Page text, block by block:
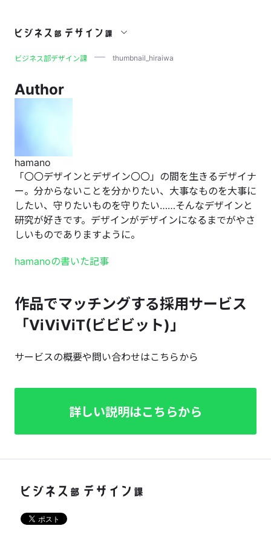
thumbnail_hiraiwa
ビジネス部デザイン課 thumbnail_hiraiwa
Author
hamano
「〇〇デザインとデザイン〇〇」の間を生きるデザイナ
ー。分からないことを分かりたい、大事なものを大事に
したい、守りたいものを守りたい……そんなデザインと
研究が好きです。デザインがデザインになるまでがやさ
しいものでありますように。
hamanoの書いた記事
作品でマッチングする採用サービス
「ViViViT(ビビビット)」
サービスの概要や問い合わせはこちらから
詳しい説明はこちらから